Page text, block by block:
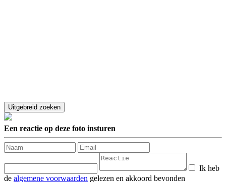
Een reactie op deze foto insturen
Ik heb
de algemene voorwaarden gelezen en akkoord bevonden